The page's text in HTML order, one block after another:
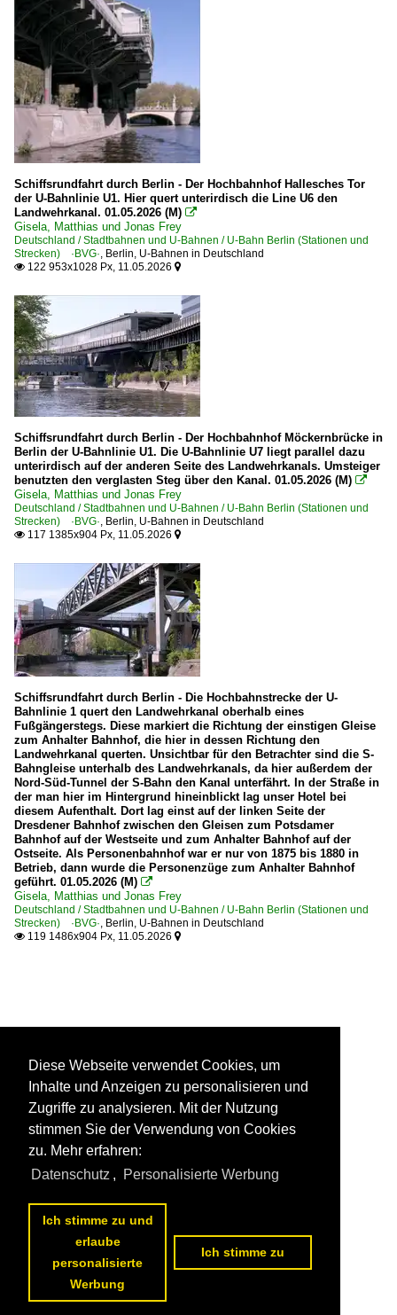
Schiffsrundfahrt durch Berlin - Der Hochbahnhof Hallesches Tor
der U-Bahnlinie U1. Hier quert unterirdisch die Line U6 den
Landwehrkanal. 01.05.2026 (M) 
Gisela, Matthias und Jonas Frey
Deutschland / Stadtbahnen und U-Bahnen / U-Bahn Berlin (Stationen und
Strecken) ·BVG·, Berlin, U-Bahnen in Deutschland
 122 953x1028 Px, 11.05.2026 
Schiffsrundfahrt durch Berlin - Der Hochbahnhof Möckernbrücke in
Berlin der U-Bahnlinie U1. Die U-Bahnlinie U7 liegt parallel dazu
unterirdisch auf der anderen Seite des Landwehrkanals. Umsteiger
benutzten den verglasten Steg über den Kanal. 01.05.2026 (M) 
Gisela, Matthias und Jonas Frey
Deutschland / Stadtbahnen und U-Bahnen / U-Bahn Berlin (Stationen und
Strecken) ·BVG·, Berlin, U-Bahnen in Deutschland
 117 1385x904 Px, 11.05.2026 
Schiffsrundfahrt durch Berlin - Die Hochbahnstrecke der U-
Bahnlinie 1 quert den Landwehrkanal oberhalb eines
Fußgängerstegs. Diese markiert die Richtung der einstigen Gleise
zum Anhalter Bahnhof, die hier in dessen Richtung den
Landwehrkanal querten. Unsichtbar für den Betrachter sind die S-
Bahngleise unterhalb des Landwehrkanals, da hier außerdem der
Nord-Süd-Tunnel der S-Bahn den Kanal unterfährt. In der Straße in
der man hier im Hintergrund hineinblickt lag unser Hotel bei
diesem Aufenthalt. Dort lag einst auf der linken Seite der
Dresdener Bahnhof zwischen den Gleisen zum Potsdamer
Bahnhof auf der Westseite und zum Anhalter Bahnhof auf der
Ostseite. Als Personenbahnhof war er nur von 1875 bis 1880 in
Betrieb, dann wurde die Personenzüge zum Anhalter Bahnhof
geführt. 01.05.2026 (M) 
Gisela, Matthias und Jonas Frey
Deutschland / Stadtbahnen und U-Bahnen / U-Bahn Berlin (Stationen und
Strecken) ·BVG·, Berlin, U-Bahnen in Deutschland
 119 1486x904 Px, 11.05.2026 
Diese Webseite verwendet Cookies, um
Inhalte und Anzeigen zu personalisieren und
Zugriffe zu analysieren. Mit der Nutzung
stimmen Sie der Verwendung von Cookies
zu. Mehr erfahren:
Datenschutz , Personalisierte Werbung
Ich stimme zu und
erlaube
personalisierte
Werbung
Ich stimme zu